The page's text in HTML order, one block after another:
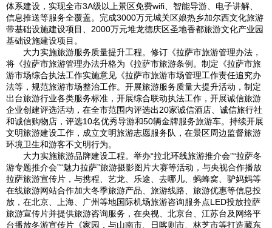
体系建设，实现全市3A级以上景区免费wifi、智能导游、电子讲解、
信息推送等服务全覆盖。完成3000万元城关区娘热乡加尔西文化旅游
带基础设施建设项目、2000万元堆龙德庆区圣地香都旅游文化产业园
基础设施建设项目。
大力实施旅游服务质量提升工程。修订《拉萨市旅游管理办法，
将《拉萨市旅游管理办法升格为《拉萨市旅游条例。制定《拉萨市旅
游市场综合执法工作实施意见《拉萨市旅游市场管理工作责任追究办
法等，规范旅游市场整治工作。开展旅游服务质量大提升活动，制定
出台旅游行业各类服务标准，开展综合联动执法工作，开展诚信旅游
企业创建评选活动，在全市范围内评选出20家诚信酒店、诚信旅行社
和诚信购物店，评选10名优秀导游和50辆金牌服务旅游车。持续开展
文明旅游建设工作，成立文明旅游志愿服务队，在景区周边监督旅游
环境卫生和游客不文明行为。
大力实施旅游品牌建设工程。举办“拉北环线旅游推介会”“拉萨冬
游专题推介会”“魅力拉萨”旅游摄影图片大赛等活动，与央视合作播放
拉萨旅游宣传片，与携程、艺龙、乐途、去哪儿、蚂蜂窝、驴妈妈等
在线旅游网站合作加大冬季旅游产品、旅游线路、旅游优惠等信息投
放，在北京、上海、广州等地国际机场旅游咨询服务点LED投放拉萨
旅游宣传片并提供旅游咨询服务，在央视、北京台、江苏台及网络平
台播放冬游宣传片《家园，与山南市、日喀则市、林芝市等打造藏东